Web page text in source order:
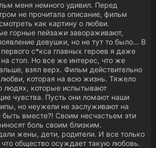
меня немного удивил. Перед
не прочитала описание, фильм
как картину о любви.
горные пейзажи завораживают,
девушки, но не тут то было... В
с*кса главных героев я даже
стоп. Но все же интерес, что же
взял верх. Фильм действительно
любви, которая на всю жизнь. Тяжело
людях, которые испытывают
чувства. Пусть они ломают наши
но неужели не заслуживают на
быть вместе?! Своим несчастьем эти
боль своим близким.
жены, дети, родители. И все только
что общество осуждает такую любовь.